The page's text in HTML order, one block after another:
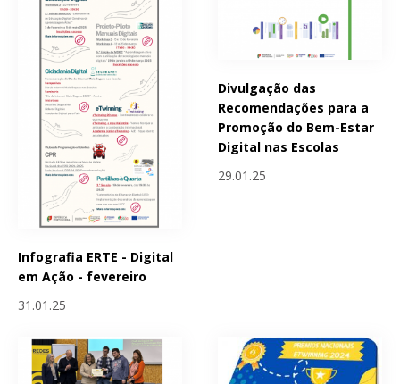
Infografia ERTE - Digital
em Ação - fevereiro
31.01.25
Divulgação das
Recomendações para a
Promoção do Bem-Estar
Digital nas Escolas
29.01.25